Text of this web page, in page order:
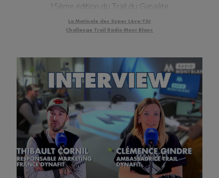
15ème édition du Trail du Gypaète
La Matinale des Super Lève-Tôt
Challenge Trail Radio Mont Blanc